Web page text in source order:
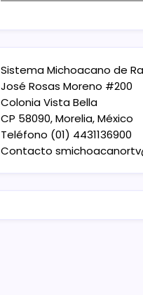
Sistema Michoacano de
José Rosas Moreno #200
Colonia Vista Bella
CP 58090, Morelia, México
Teléfono (01) 4431136900
Contacto